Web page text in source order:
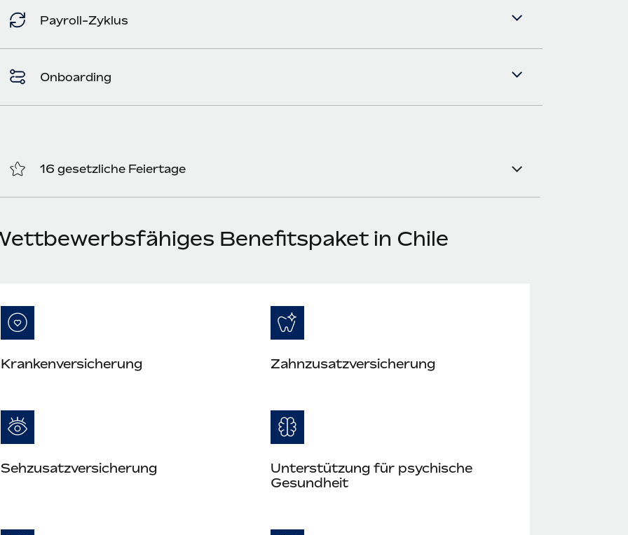
Payroll-Zyklus
Onboarding
16 gesetzliche Feiertage
Benefitspaket in Chile
Kranken­versicherung Zahn­zusatz­versicherung
Seh­zusatz­versicherung
Unterstützung für psychische
Gesundheit